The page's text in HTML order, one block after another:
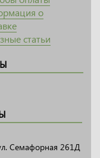
о
статьи
Семафорная 261Д